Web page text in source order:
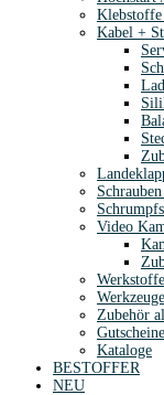
Kabel +
Video
Zubehör
Kataloge
BESTOFFER
NEU